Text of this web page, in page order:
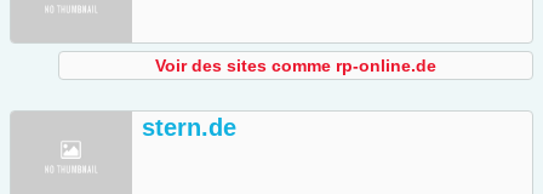
Voir des sites comme rp-online.de
stern.de